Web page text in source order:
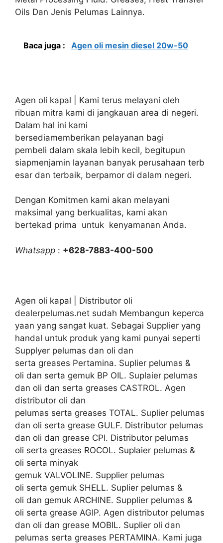
Oils Dan Jenis Pelumas Lainnya.
Baca juga : Agen oli mesin diesel 20w-50
Agen oli kapal | Kami terus melayani oleh
ribuan mitra kami di jangkauan area di negeri.
Dalam hal ini kami
bersediamemberikan pelayanan bagi
pembeli dalam skala lebih kecil, begitupun
siapmenjamin layanan banyak perusahaan terb
esar dan terbaik, berpamor di dalam negeri.
Dengan Komitmen kami akan melayani
maksimal yang berkualitas, kami akan
bertekad prima untuk kenyamanan Anda.
Whatsapp : +628-7883-400-500
Agen oli kapal | Distributor oli
dealerpelumas.net sudah Membangun keperca
yaan yang sangat kuat. Sebagai Supplier yang
handal untuk produk yang kami punyai seperti
Supplyer pelumas dan oli dan
serta greases Pertamina. Suplier pelumas &
oli dan serta gemuk BP OIL. Suplaier pelumas
dan oli dan serta greases CASTROL. Agen
distributor oli dan
pelumas serta greases TOTAL. Suplier pelumas
dan oli serta grease GULF. Distributor pelumas
dan oli dan grease CPI. Distributor pelumas
oli serta greases ROCOL. Suplaier pelumas &
oli serta minyak
gemuk VALVOLINE. Supplier pelumas
oli serta gemuk SHELL. Suplier pelumas &
oli dan gemuk ARCHINE. Supplier pelumas &
oli serta grease AGIP. Agen distributor pelumas
dan oli dan grease MOBIL. Suplier oli dan
pelumas serta greases PERTAMINA. Kami juga